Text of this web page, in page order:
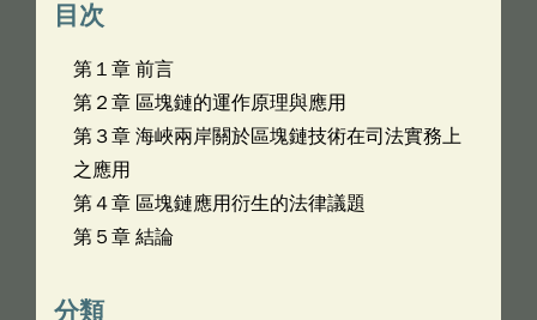
目次
第１章 前言
第２章 區塊鏈的運作原理與應用
第３章 海峽兩岸關於區塊鏈技術在司法實務上
之應用
第４章 區塊鏈應用衍生的法律議題
第５章 結論
分類